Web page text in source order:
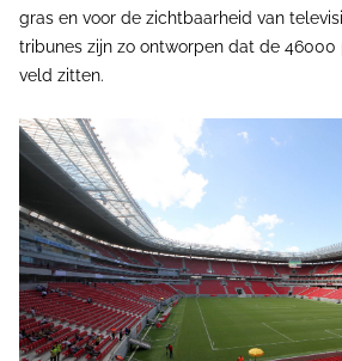
gras en voor de zichtbaarheid van
tribunes zijn zo ontworpen dat de
veld zitten.